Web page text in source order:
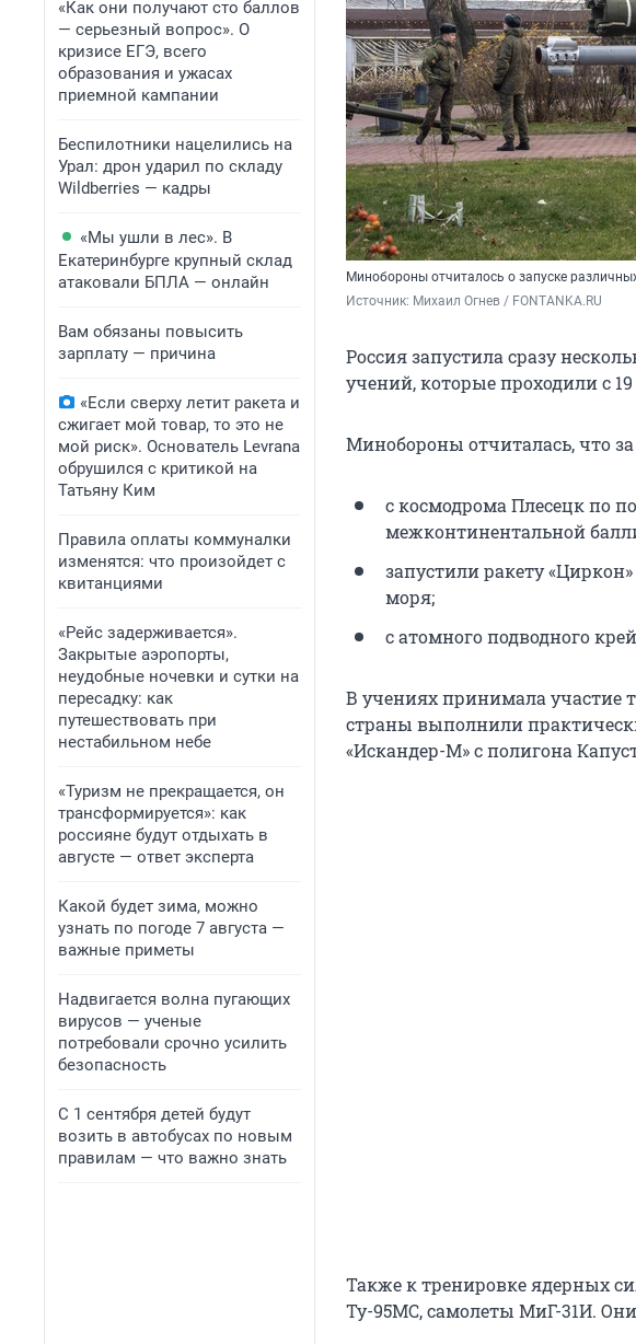
«Как они получают сто баллов
— серьезный вопрос». О
кризисе ЕГЭ, всего
образования и ужасах
приемной кампании
Беспилотники нацелились на
Урал: дрон ударил по складу
Wildberries — кадры
«Мы ушли в лес». В
Екатеринбурге крупный склад
атаковали БПЛА — онлайн
Вам обязаны повысить
зарплату — причина
«Если сверху летит ракета и
сжигает мой товар, то это не
мой риск». Основатель Levrana
обрушился с критикой на
Татьяну Ким
Правила оплаты коммуналки
изменятся: что произойдет с
квитанциями
«Рейс задерживается».
Закрытые аэропорты,
неудобные ночевки и сутки на
пересадку: как
путешествовать при
нестабильном небе
«Туризм не прекращается, он
трансформируется»: как
россияне будут отдыхать в
августе — ответ эксперта
Какой будет зима, можно
узнать по погоде 7 августа —
важные приметы
Надвигается волна пугающих
вирусов — ученые
потребовали срочно усилить
безопасность
С 1 сентября детей будут
возить в автобусах по новым
правилам — что важно знать
Минобороны отчиталось о запуске
Источник: Михаил Огнев / FONTANKA.RU
Россия запустила сразу
учений, которые проходили с
Минобороны отчиталась, что
с космодрома Плесецк по
межконтинентальной
запустили ракету
моря;
с атомного подводного
В учениях принимала участие
страны выполнили
«Искандер-М» с полигона
Также к тренировке ядерных
Ту-95МС, самолеты МиГ-31И.